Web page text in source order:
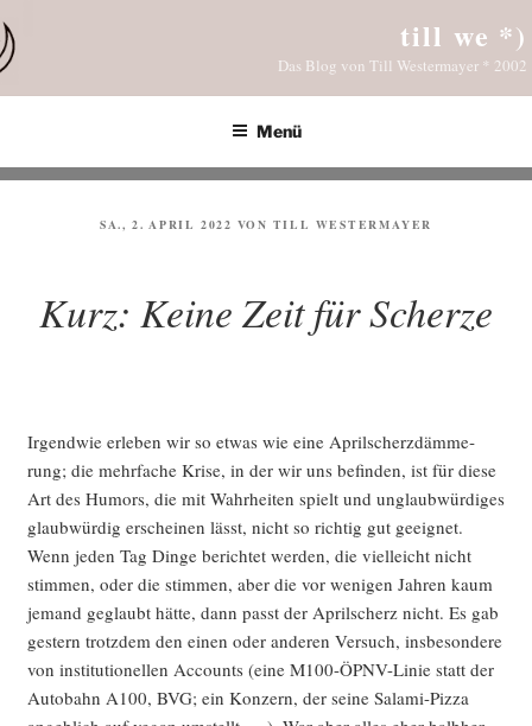
Inhalt
springen
till we *)
Das Blog von Till Westermayer * 2002
Menü
VERÖFFENTLICHT
SA., 2. APRIL 2022 VON TILL WESTERMAYER
Kurz: Keine Zeit für Scherze
Irgend­wie erle­ben wir so etwas wie eine April­scherz­däm­me­
rung; die mehr­fa­che Kri­se, in der wir uns befin­den, ist für die­se
Art des Humors, die mit Wahr­hei­ten spielt und unglaub­wür­di­ges
glaub­wür­dig erschei­nen lässt, nicht so rich­tig gut geeig­net.
Wenn jeden Tag Din­ge berich­tet wer­den, die viel­leicht nicht
stim­men, oder die stim­men, aber die vor weni­gen Jah­ren kaum
jemand geglaubt hät­te, dann passt der April­scherz nicht. Es gab
ges­tern trotz­dem den einen oder ande­ren Ver­such, ins­be­son­de­re
von insti­tu­tio­nel­len Accounts (eine M100-ÖPNV-Linie statt der
Auto­bahn A100, BVG; ein Kon­zern, der sei­ne Sala­mi-Piz­za